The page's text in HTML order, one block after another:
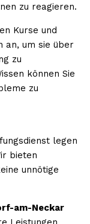
zu reagieren.
Kurse und
an, um sie über
zu
können Sie
zu
legen
bieten
unnötige
am-Neckar